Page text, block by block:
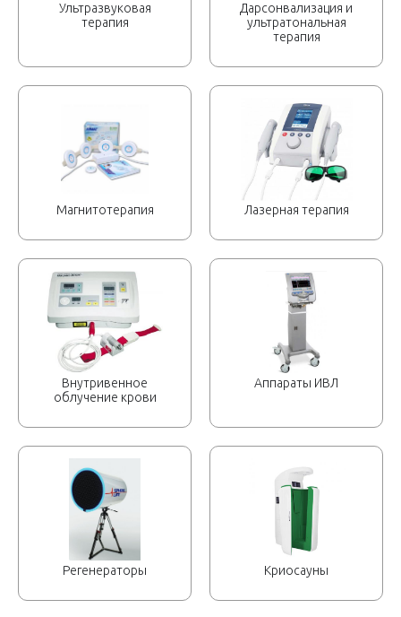
Ультразвуковая
терапия
Дарсонвализация и
ультратональная
терапия
Магнитотерапия Лазерная терапия
Внутривенное
облучение крови
Аппараты ИВЛ
Регенераторы Криосауны